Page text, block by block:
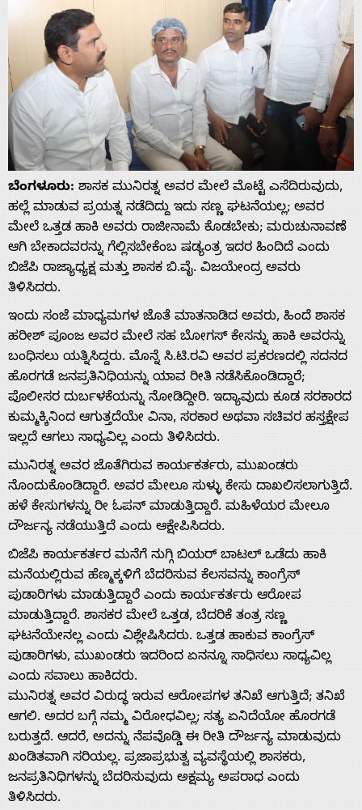
Home
About
Us
Advertise
With
s
ಬೆಂಗಳೂರು: ಶಾಸಕ ಮುನಿರತ್ನ ಅವರ ಮೇಲೆ ಮೊಟ್ಟೆ ಎಸೆದಿರುವುದು,
ಹಲ್ಲೆ ಮಾಡುವ ಪ್ರಯತ್ನ ನಡೆದಿದ್ದು ಇದು ಸಣ್ಣ ಘಟನೆಯಲ್ಲ; ಅವರ
ಮೇಲೆ ಒತ್ತಡ ಹಾಕಿ ಅವರು ರಾಜೀನಾಮೆ ಕೊಡಬೇಕು; ಮರುಚುನಾವಣೆ
ಆಗಿ ಬೇಕಾದವರನ್ನು ಗೆಲ್ಲಿಸಬೇಕೆಂಬ ಷಡ್ಯಂತ್ರ ಇದರ ಹಿಂದಿದೆ ಎಂದು
ಬಿಜೆಪಿ ರಾಜ್ಯಾಧ್ಯಕ್ಷ ಮತ್ತು ಶಾಸಕ ಬಿ.ವೈ. ವಿಜಯೇಂದ್ರ ಅವರು
ತಿಳಿಸಿದರು.
ಇಂದು ಸಂಜೆ ಮಾಧ್ಯಮಗಳ ಜೊತೆ ಮಾತನಾಡಿದ ಅವರು, ಹಿಂದೆ ಶಾಸಕ
ಹರೀಶ್ ಪೂಂಜ ಅವರ ಮೇಲೆ ಸಹ ಬೋಗಸ್ ಕೇಸನ್ನು ಹಾಕಿ ಅವರನ್ನು
ಬಂಧಿಸಲು ಯತ್ನಿಸಿದ್ದರು. ಮೊನ್ನೆ ಸಿ.ಟಿ.ರವಿ ಅವರ ಪ್ರಕರಣದಲ್ಲಿ ಸದನದ
ಹೊರಗಡೆ ಜನಪ್ರತಿನಿಧಿಯನ್ನು ಯಾವ ರೀತಿ ನಡೆಸಿಕೊಂಡಿದ್ದಾರೆ;
ಪೊಲೀಸರ ದುರ್ಬಳಕೆಯನ್ನು ನೋಡಿದ್ದೀರಿ. ಇದ್ಯಾವುದು ಕೂಡ ಸರಕಾರದ
ಕುಮ್ಮಕ್ಕಿನಿಂದ ಆಗುತ್ತದೆಯೇ ವಿನಾ, ಸರಕಾರ ಅಥವಾ ಸಚಿವರ ಹಸ್ತಕ್ಷೇಪ
ಇಲ್ಲದೆ ಆಗಲು ಸಾಧ್ಯವಿಲ್ಲ ಎಂದು ತಿಳಿಸಿದರು.
ಮುನಿರತ್ನ ಅವರ ಜೊತೆಗಿರುವ ಕಾರ್ಯಕರ್ತರು, ಮುಖಂಡರು
ನೊಂದುಕೊಂಡಿದ್ದಾರೆ. ಅವರ ಮೇಲೂ ಸುಳ್ಳು ಕೇಸು ದಾಖಲಿಸಲಾಗುತ್ತಿದೆ.
ಹಳೆ ಕೇಸುಗಳನ್ನು ರೀ ಓಪನ್ ಮಾಡುತ್ತಿದ್ದಾರೆ. ಮಹಿಳೆಯರ ಮೇಲೂ
ದೌರ್ಜನ್ಯ ನಡೆಯುತ್ತಿದೆ ಎಂದು ಆಕ್ಷೇಪಿಸಿದರು.
ಬಿಜೆಪಿ ಕಾರ್ಯಕರ್ತರ ಮನೆಗೆ ನುಗ್ಗಿ ಬಿಯರ್ ಬಾಟಲ್ ಒಡೆದು ಹಾಕಿ
ಮನೆಯಲ್ಲಿರುವ ಹೆಣ್ಮಕ್ಕಳಿಗೆ ಬೆದರಿಸುವ ಕೆಲಸವನ್ನು ಕಾಂಗ್ರೆಸ್
ಪುಡಾರಿಗಳು ಮಾಡುತ್ತಿದ್ದಾರೆ ಎಂದು ಕಾರ್ಯಕರ್ತರು ಆರೋಪ
ಮಾಡುತ್ತಿದ್ದಾರೆ. ಶಾಸಕರ ಮೇಲೆ ಒತ್ತಡ, ಬೆದರಿಕೆ ತಂತ್ರ ಸಣ್ಣ
ಘಟನೆಯೇನಲ್ಲ ಎಂದು ವಿಶ್ಲೇಷಿಸಿದರು. ಒತ್ತಡ ಹಾಕುವ ಕಾಂಗ್ರೆಸ್
ಪುಡಾರಿಗಳು, ಮುಖಂಡರು ಇದರಿಂದ ಏನನ್ನೂ ಸಾಧಿಸಲು ಸಾಧ್ಯವಿಲ್ಲ
ಎಂದು ಸವಾಲು ಹಾಕಿದರು.
ಮುನಿರತ್ನ ಅವರ ವಿರುದ್ಧ ಇರುವ ಆರೋಪಗಳ ತನಿಖೆ ಆಗುತ್ತಿದೆ; ತನಿಖೆ
ಆಗಲಿ. ಅದರ ಬಗ್ಗೆ ನಮ್ಮ ವಿರೋಧವಿಲ್ಲ; ಸತ್ಯ ಏನಿದೆಯೋ ಹೊರಗಡೆ
ಬರುತ್ತದೆ. ಆದರೆ, ಅದನ್ನು ನೆಪವೊಡ್ಡಿ ಈ ರೀತಿ ದೌರ್ಜನ್ಯ ಮಾಡುವುದು
ಖಂಡಿತವಾಗಿ ಸರಿಯಲ್ಲ. ಪ್ರಜಾಪ್ರಭುತ್ವ ವ್ಯವಸ್ಥೆಯಲ್ಲಿ ಶಾಸಕರು,
ಜನಪ್ರತಿನಿಧಿಗಳನ್ನು ಬೆದರಿಸುವುದು ಅಕ್ಷಮ್ಯ ಅಪರಾಧ ಎಂದು
ತಿಳಿಸಿದರು.